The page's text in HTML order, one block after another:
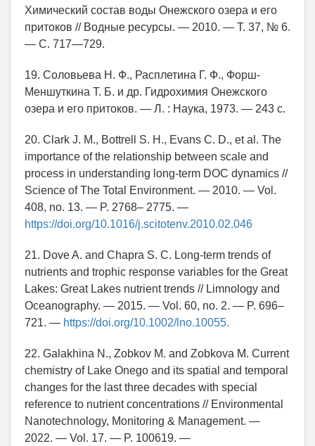
Химический состав воды Онежского озера и его
притоков // Водные ресурсы. — 2010. — Т. 37, № 6.
— С. 717—729.
19. Соловьева Н. Ф., Расплетина Г. Ф., Форш-
Меншуткина Т. Б. и др. Гидрохимия Онежского
озера и его притоков. — Л. : Наука, 1973. — 243 с.
20. Clark J. M., Bottrell S. H., Evans C. D., et al. The
importance of the relationship between scale and
process in understanding long-term DOC dynamics //
Science of The Total Environment. — 2010. — Vol.
408, no. 13. — P. 2768– 2775. —
https://doi.org/10.1016/j.scitotenv.2010.02.046
21. Dove A. and Chapra S. C. Long-term trends of
nutrients and trophic response variables for the Great
Lakes: Great Lakes nutrient trends // Limnology and
Oceanography. — 2015. — Vol. 60, no. 2. — P. 696–
721. — https://doi.org/10.1002/lno.10055.
22. Galakhina N., Zobkov M. and Zobkova M. Current
chemistry of Lake Onego and its spatial and temporal
changes for the last three decades with special
reference to nutrient concentrations // Environmental
Nanotechnology, Monitoring & Management. —
2022. — Vol. 17. — P. 100619. —